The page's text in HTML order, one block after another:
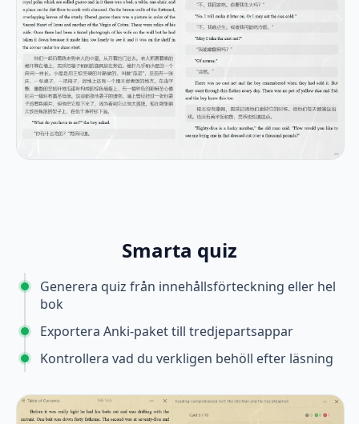
Smarta quiz
Generera quiz från innehållsförteckning eller hel
bok
Exportera Anki-paket till tredjepartsappar
Kontrollera vad du verkligen behöll efter läsning